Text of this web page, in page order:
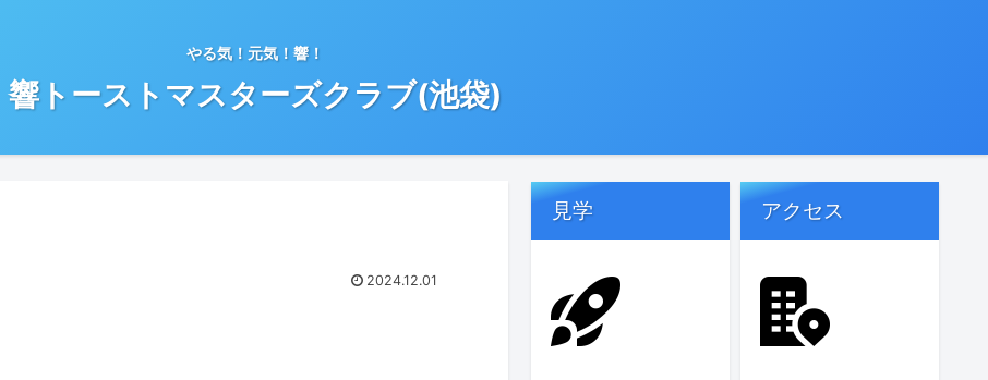
やる気！元気！響！
響トーストマスターズクラブ(池袋)
2024.12.01
見学 アクセス